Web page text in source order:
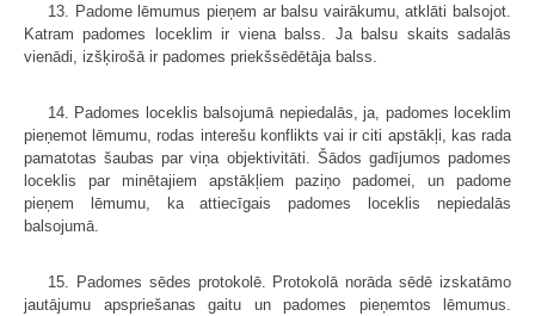
13. Padome lēmumus pieņem ar balsu vairākumu, atklāti balsojot.
Katram padomes loceklim ir viena balss. Ja balsu skaits sadalās
vienādi, izšķirošā ir padomes priekšsēdētāja balss.
14. Padomes loceklis balsojumā nepiedalās, ja, padomes loceklim
pieņemot lēmumu, rodas interešu konflikts vai ir citi apstākļi, kas rada
pamatotas šaubas par viņa objektivitāti. Šādos gadījumos padomes
loceklis par minētajiem apstākļiem paziņo padomei, un padome
pieņem lēmumu, ka attiecīgais padomes loceklis nepiedalās
balsojumā.
15. Padomes sēdes protokolē. Protokolā norāda sēdē izskatāmo
jautājumu apspriešanas gaitu un padomes pieņemtos lēmumus.